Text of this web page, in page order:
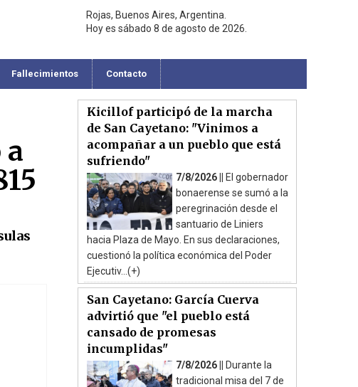
Rojas, Buenos Aires, Argentina.
Hoy es sábado 8 de agosto de 2026.
Fallecimientos Contacto
Kicillof participó de la marcha
de San Cayetano: "Vinimos a
acompañar a un pueblo que está
sufriendo"
7/8/2026 ||
El gobernador
bonaerense se sumó a la
peregrinación desde el
santuario de Liniers
hacia Plaza de Mayo. En sus declaraciones,
cuestionó la política económica del Poder
Ejecutiv...(+)
San Cayetano: García Cuerva
advirtió que "el pueblo está
cansado de promesas
incumplidas"
7/8/2026 ||
Durante la
tradicional misa del 7 de